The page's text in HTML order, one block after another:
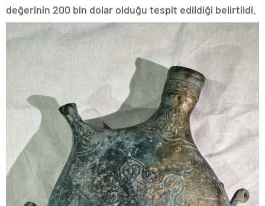
değerinin 200 bin dolar olduğu tespit edildiği belirtildi.